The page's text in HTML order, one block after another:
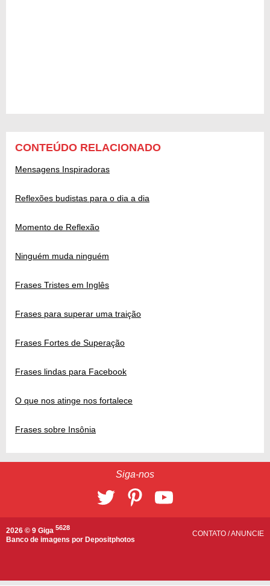
CONTEÚDO RELACIONADO
Mensagens Inspiradoras
Reflexões budistas para o dia a dia
Momento de Reflexão
Ninguém muda ninguém
Frases Tristes em Inglês
Frases para superar uma traição
Frases Fortes de Superação
Frases lindas para Facebook
O que nos atinge nos fortalece
Frases sobre Insônia
Siga-nos
2026 © 9 Giga 5628
Banco de imagens por Depositphotos
CONTATO /ANUNCIE